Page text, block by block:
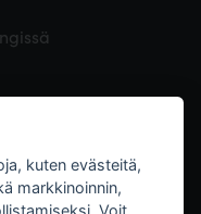
kuten evästeitä,
markkinoinnin,
Voit